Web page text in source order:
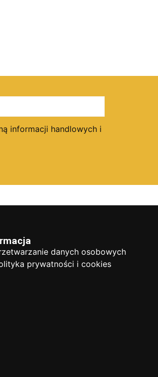
informacji handlowych i
danych osobowych
prywatności i cookies